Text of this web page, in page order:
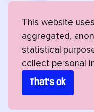
This website
aggregated,
statistical
collect personal
That's ok